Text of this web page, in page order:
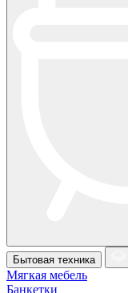
Бытовая техника
Мягкая мебель
Банкетки